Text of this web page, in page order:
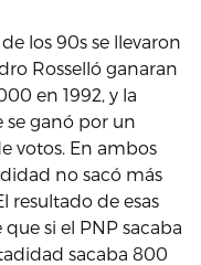
los 90s se llevaron
Rosselló ganaran
en 1992, y la
se ganó por un
votos. En ambos
no sacó más
resultado de esas
si el PNP sacaba
sacaba 800